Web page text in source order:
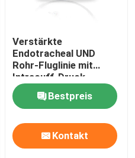
Verstärkte
Endotracheal UND
Rohr-Fluglinie mit
Intracuff-Druck-
Monitor
Bestpreis
Kontakt